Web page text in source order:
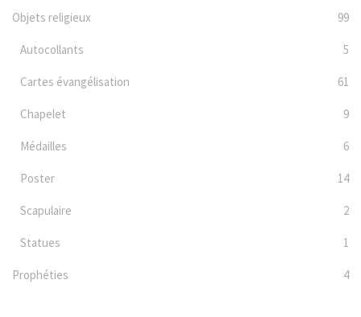
Objets religieux 99
Autocollants 5
Cartes évangélisation 61
Chapelet 9
Médailles 6
Poster 14
Scapulaire 2
Statues 1
Prophéties 4